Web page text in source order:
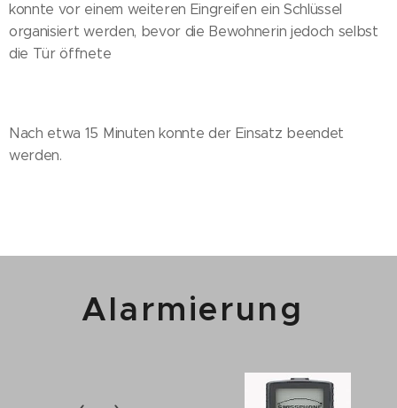
konnte vor einem weiteren Eingreifen ein Schlüssel
organisiert werden, bevor die Bewohnerin jedoch selbst
die Tür öffnete
Nach etwa 15 Minuten konnte der Einsatz beendet
werden.
Alarmierung